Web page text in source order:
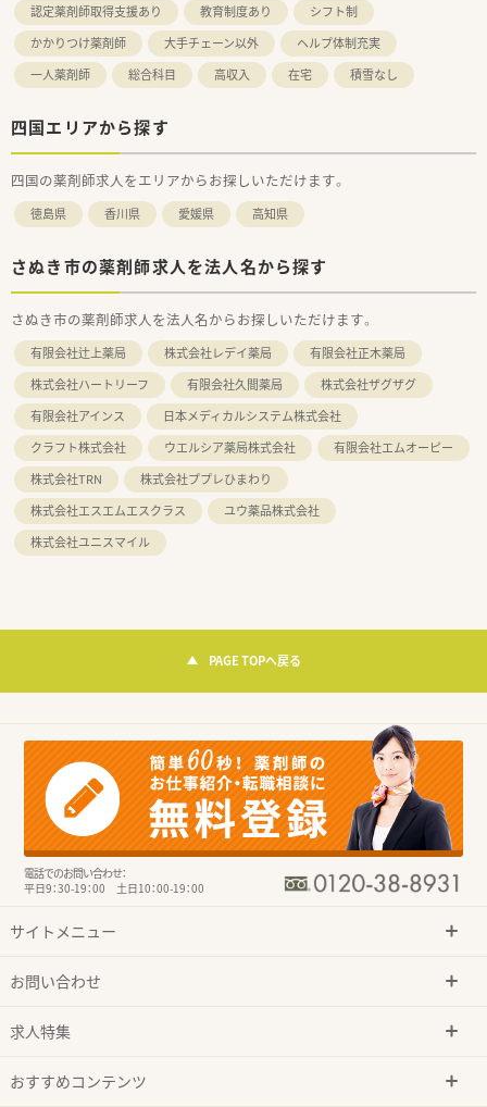
認定薬剤師取得支援あり
教育制度あり
シフト制
かかりつけ薬剤師
大手チェーン以外
ヘルプ体制充実
一人薬剤師
総合科目 高収入 在宅 積雪なし
四国エリアから探す
四国の薬剤師求人をエリアからお探しいただけます。
徳島県 香川県 愛媛県 高知県
さぬき市の薬剤師求人を法人名から探す
さぬき市の薬剤師求人を法人名からお探しいただけます。
有限会社辻上薬局 株式会社レデイ薬局
有限会社正木薬局
株式会社ハートリーフ
有限会社久間薬局
株式会社ザグザグ
有限会社アインス
日本メディカルシステム株式会社
クラフト株式会社
ウエルシア薬局株式会社
有限会社エムオーピー
株式会社TRN
株式会社ププレひまわり
株式会社エスエムエスクラス
ユウ薬品株式会社
株式会社ユニスマイル
PAGE TOPへ戻る
電話でのお問い合わせ：
平日9：30-19：00 土日10：00-19：00
サイトメニュー
お問い合わせ
求人特集
おすすめコンテンツ